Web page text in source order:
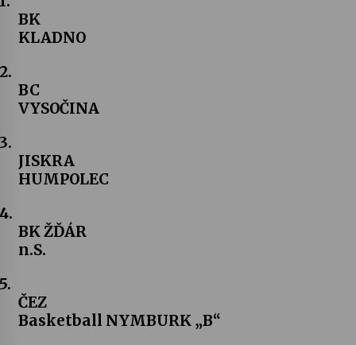
BK
KLADNO
BC
VYSOČINA
JISKRA
HUMPOLEC
BK ŽĎÁR
n.S.
ČEZ
Basketball NYMBURK „B“